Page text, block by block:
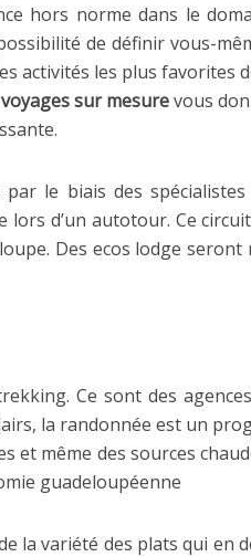
hors norme dans le
de définir vous-
activités les plus favorites
sur mesurevous
le biais des
d’un autotour. Ce
Des ecos lodge
Ce sont des
la randonnée est un
même des sources
guadeloupéenne
la variété des plats qui en